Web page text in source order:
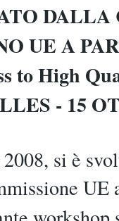
UE A
to High
- 15
si è